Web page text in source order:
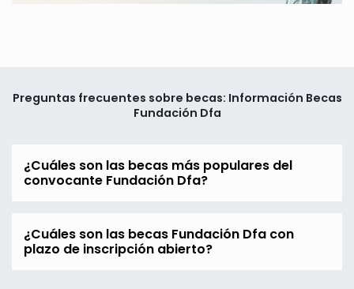
Preguntas frecuentes sobre becas: Información Becas
Fundación Dfa
¿Cuáles son las becas más populares del
convocante Fundación Dfa?
¿Cuáles son las becas Fundación Dfa con
plazo de inscripción abierto?